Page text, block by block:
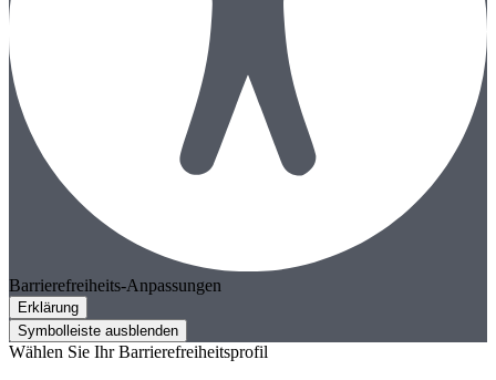
Barrierefreiheits-Anpassungen
Erklärung
Symbolleiste ausblenden
Wählen Sie Ihr Barrierefreiheitsprofil